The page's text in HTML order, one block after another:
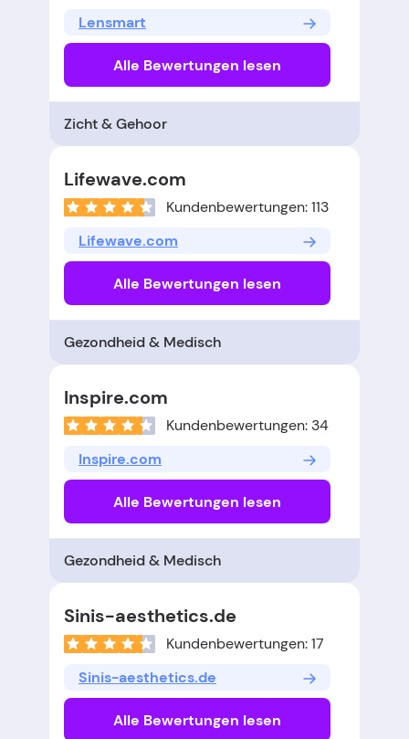
Lensmart
Alle Bewertungen lesen
Zicht & Gehoor
Lifewave.com
Kundenbewertungen: 113
Lifewave.com
Alle Bewertungen lesen
Gezondheid & Medisch
Inspire.com
Kundenbewertungen: 34
Inspire.com
Alle Bewertungen lesen
Gezondheid & Medisch
Sinis-aesthetics.de
Kundenbewertungen: 17
Sinis-aesthetics.de
Alle Bewertungen lesen